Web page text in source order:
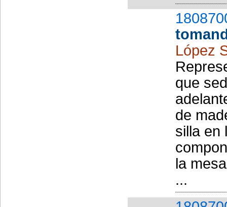
López
que
de
silla en
la
...